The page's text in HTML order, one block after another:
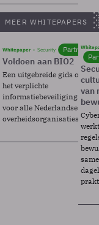
MEER WHITEPAPERS
Whitepaper Security Partner
Voldoen aan BIO2
Een uitgebreide gids over
het verplichte
voor alle Nederlandse
overheidsorganisaties.
van